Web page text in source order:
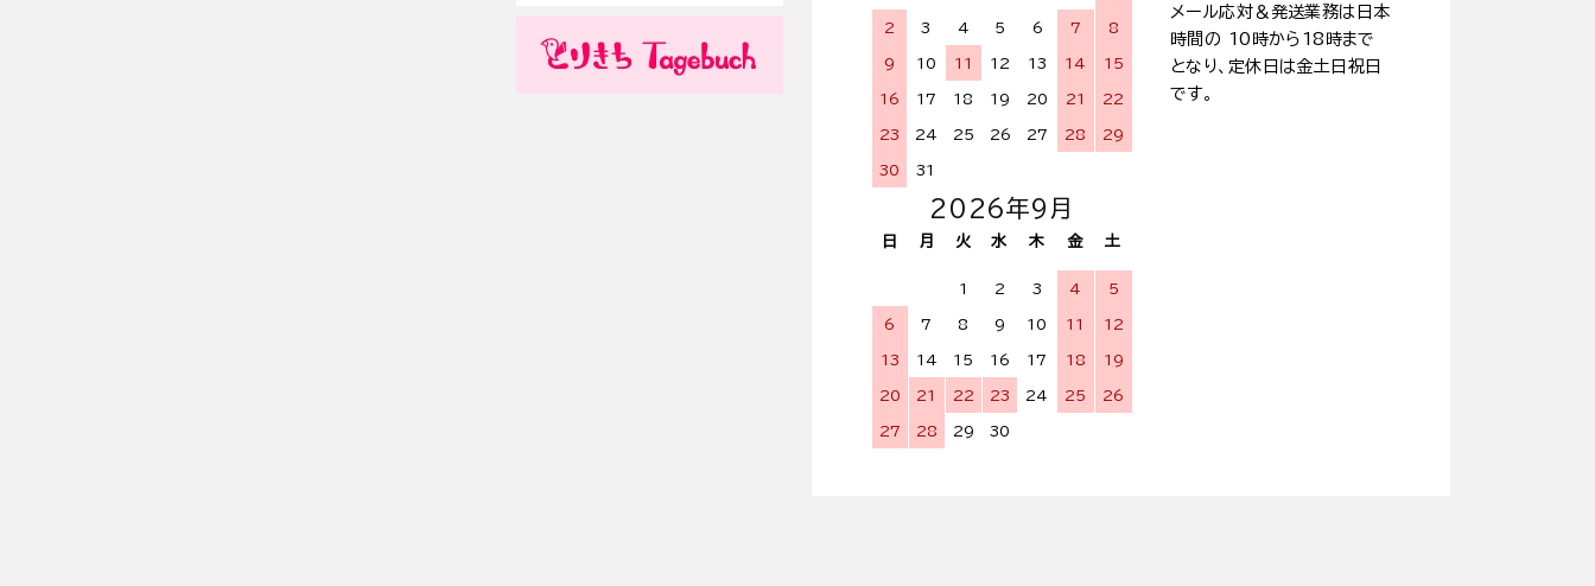
2 3 4 5 6 7 8
9 10 11 12 13 14 15
16 17 18 19 20 21 22
23 24 25 26 27 28 29
30 31
2026年9月
日 月 火 水 木 金 土
1 2 3 4 5
6 7 8 9 10 11 12
13 14 15 16 17 18 19
20 21 22 23 24 25 26
27 28 29 30
メール応対＆発送業務は日本
時間の 10時から18時まで
となり、定休日は金土日祝日
です。